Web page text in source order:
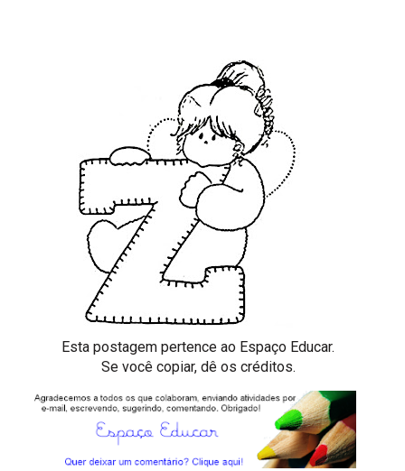
Esta postagem pertence ao Espaço Educar.
Se você copiar, dê os créditos.